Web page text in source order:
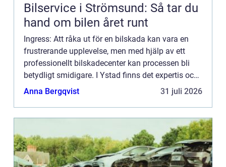
Bilservice i Strömsund: Så tar du
hand om bilen året runt
Ingress: Att råka ut för en bilskada kan vara en
frustrerande upplevelse, men med hjälp av ett
professionellt bilskadecenter kan processen bli
betydligt smidigare. I Ystad finns det expertis och
service som kan hantera allt från...
Anna Bergqvist 31 juli 2026